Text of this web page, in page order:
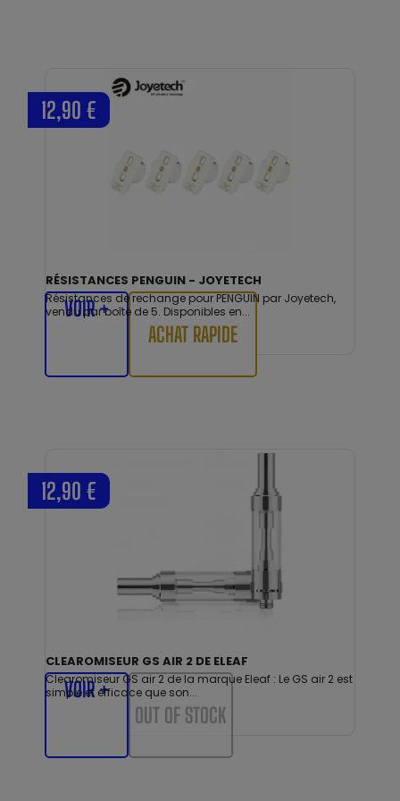
RÉSISTANCES PENGUIN - JOYETECH
Résistances de rechange pour PENGUIN par Joyetech,
vendu par boîte de 5. Disponibles en...
12,90 €
VOIR +
ACHAT RAPIDE
CLEAROMISEUR GS AIR 2 DE ELEAF
Clearomiseur GS air 2 de la marque Eleaf : Le GS air 2 est
simple et efficace que son...
12,90 €
VOIR +
OUT OF STOCK